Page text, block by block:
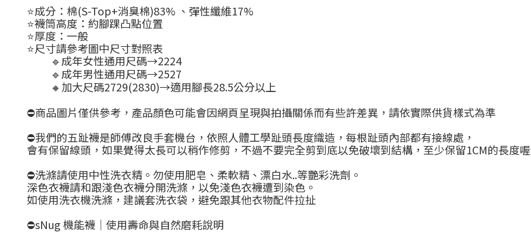
⭐️成分：棉(S-Top+消臭棉)83% 、彈性纖維17%
⭐️襪筒高度：約腳踝凸點位置
⭐️厚度：一般
⭐️尺寸請參考圖中尺寸對照表
🔹成年女性通用尺碼→2224
🔹成年男性通用尺碼→2527
🔸加大尺碼2729(2830)→適用腳長28.5公分以上
⛔商品圖片僅供參考，產品顏色可能會因網頁呈現與拍攝關係而有些許差異，請依實際供貨樣式為準
⛔我們的五趾襪是師傅改良手套機台，依照人體工學趾頭長度織造，每根趾頭內部都有接線處，
會有保留線頭，如果覺得太長可以稍作修剪，不過不要完全剪到底以免破壞到結構，至少保留1CM的長度喔
⛔洗滌請使用中性洗衣精。勿使用肥皂、柔軟精、漂白水..等艷彩洗劑。
深色衣襪請和跟淺色衣襪分開洗滌， 以免淺色衣襪遭到染色。
如使用洗衣機洗滌，建議套洗衣袋，避免跟其他衣物配件拉扯
⛔sNug 機能襪｜使用壽命與自然磨耗說明